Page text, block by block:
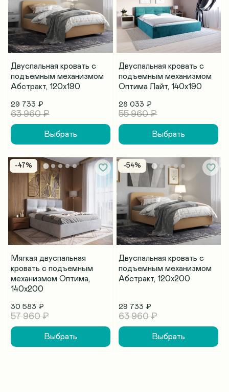
Двуспальная кровать с
подъемным механизмом
Абстракт, 120х190
29 733 ₽
63 960 ₽
Выбрать
Двуспальная кровать с
подъемным механизмом
Оптима Лайт, 140х190
28 033 ₽
55 960 ₽
Выбрать
-47%
Мягкая двуспальная
кровать с подъемным
механизмом Оптима,
140х200
30 583 ₽
57 960 ₽
Выбрать
-54%
Двуспальная кровать с
подъемным механизмом
Абстракт, 120х200
29 733 ₽
63 960 ₽
Выбрать